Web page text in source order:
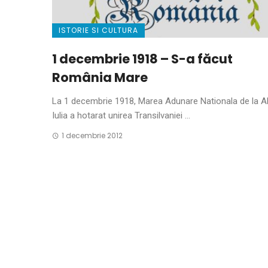
ISTORIE SI CULTURA
1 decembrie 1918 – S-a făcut
România Mare
La 1 decembrie 1918, Marea Adunare Nationala de la
Iulia a hotarat unirea Transilvaniei ...
1 decembrie 2012